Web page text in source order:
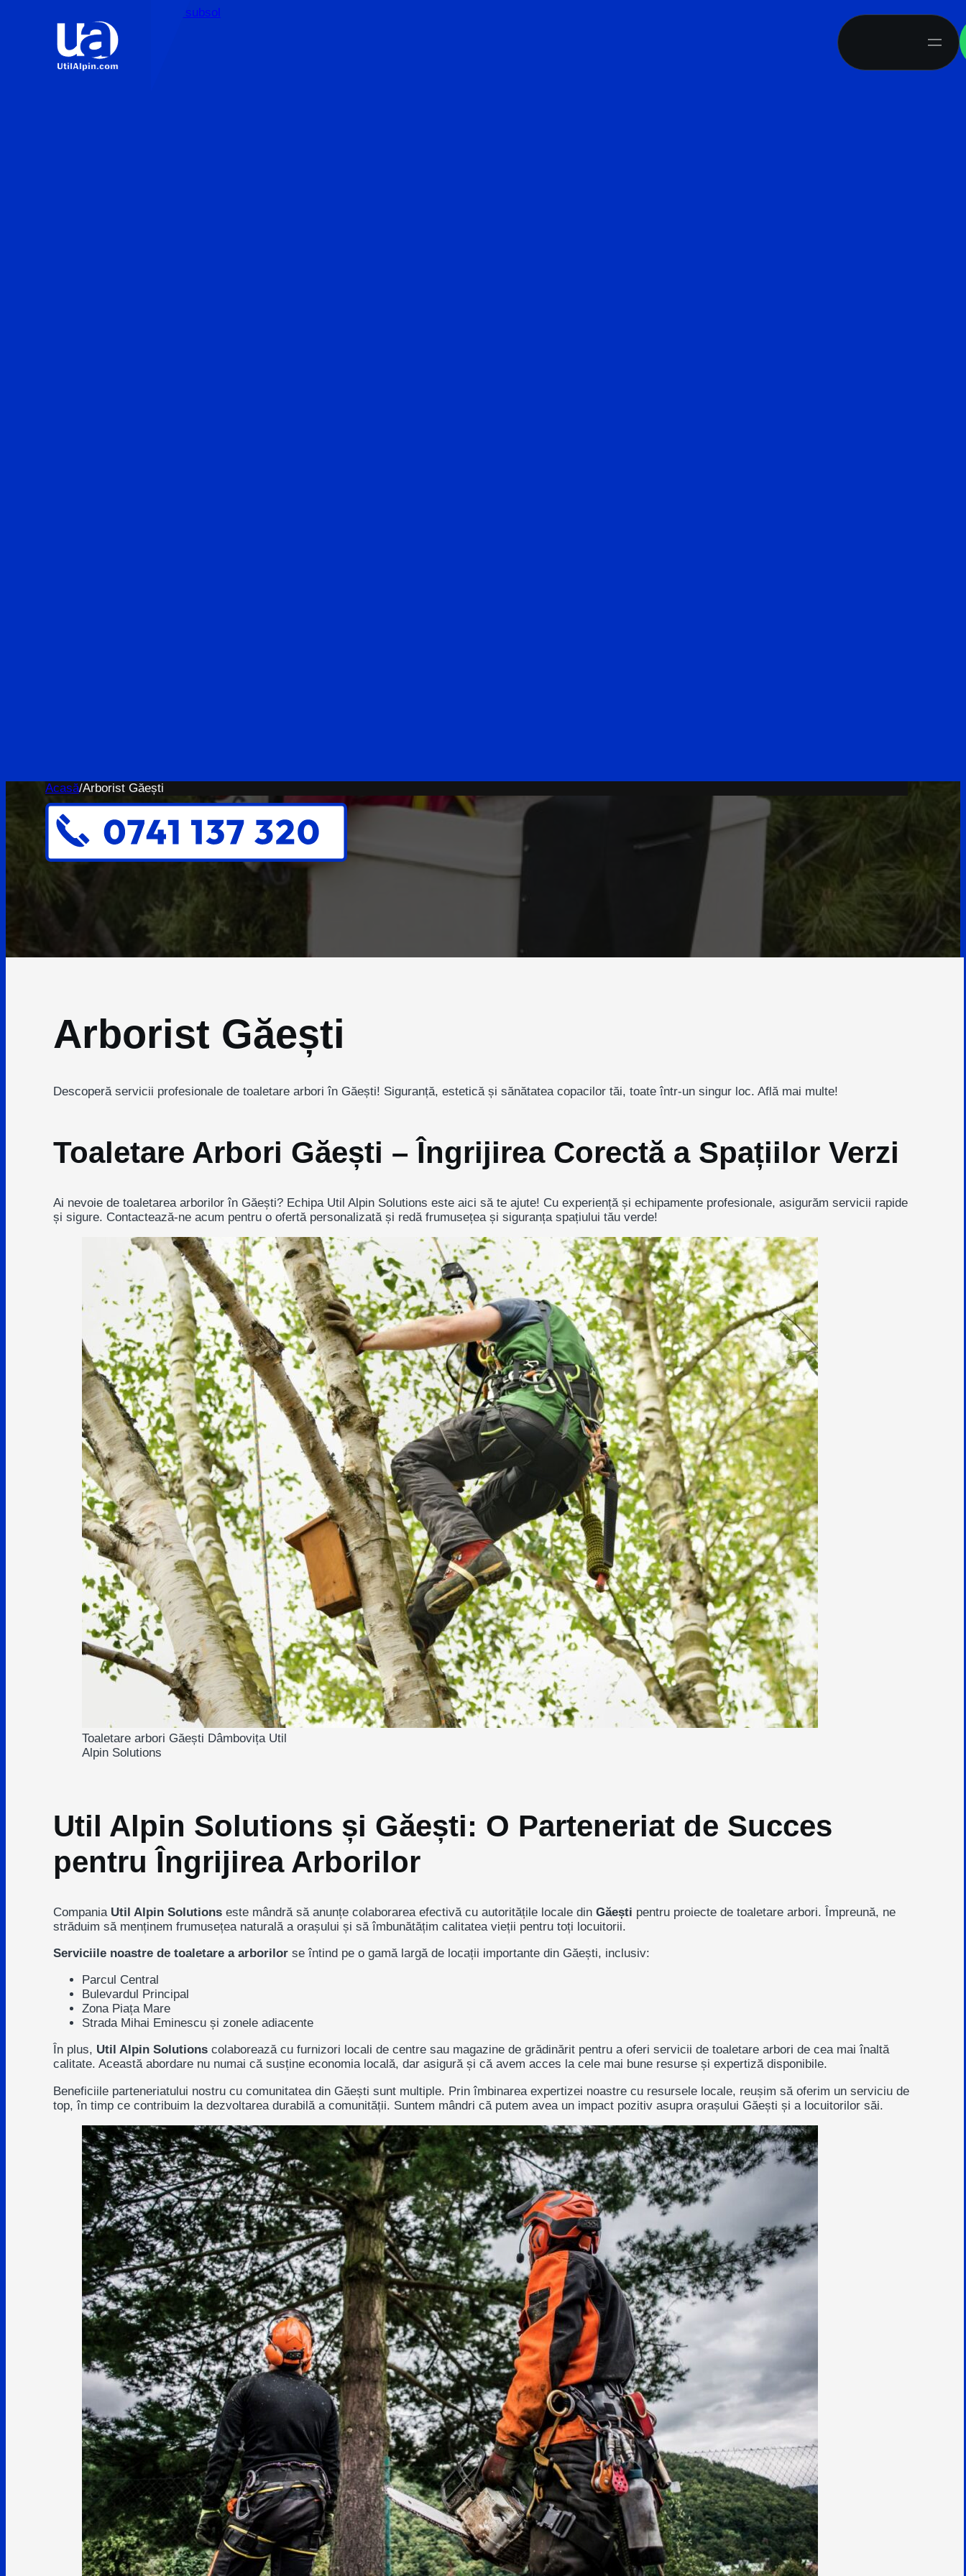
Sari la subsol
Acasă/Arborist Găești
Arborist Găești
Descoperă servicii profesionale de toaletare arbori în Găești! Siguranță, estetică și sănătatea copacilor tăi, toate într-un singur loc. Află mai multe!
Toaletare Arbori Găești – Îngrijirea Corectă a Spațiilor Verzi
Ai nevoie de toaletarea arborilor în Găești? Echipa Util Alpin Solutions este aici să te ajute! Cu experiență și echipamente profesionale, asigurăm servicii rapide
și sigure. Contactează-ne acum pentru o ofertă personalizată și redă frumusețea și siguranța spațiului tău verde!
Toaletare arbori Găești Dâmbovița Util
Alpin Solutions
Util Alpin Solutions și Găești: O Parteneriat de Succes
pentru Îngrijirea Arborilor
Compania Util Alpin Solutions este mândră să anunțe colaborarea efectivă cu autoritățile locale dinGăești pentru proiecte de toaletare arbori. Împreună, ne
străduim să menținem frumusețea naturală a orașului și să îmbunătățim calitatea vieții pentru toți locuitorii.
Serviciile noastre de toaletare a arborilor se întind pe o gamă largă de locații importante din Găești, inclusiv:
Parcul Central
Bulevardul Principal
Zona Piața Mare
Strada Mihai Eminescu și zonele adiacente
În plus, Util Alpin Solutions colaborează cu furnizori locali de centre sau magazine de grădinărit pentru a oferi servicii de toaletare arbori de cea mai înaltă
calitate. Această abordare nu numai că susține economia locală, dar asigură și că avem acces la cele mai bune resurse și expertiză disponibile.
Beneficiile parteneriatului nostru cu comunitatea din Găești sunt multiple. Prin îmbinarea expertizei noastre cu resursele locale, reușim să oferim un serviciu de
top, în timp ce contribuim la dezvoltarea durabilă a comunității. Suntem mândri că putem avea un impact pozitiv asupra orașului Găești și a locuitorilor săi.